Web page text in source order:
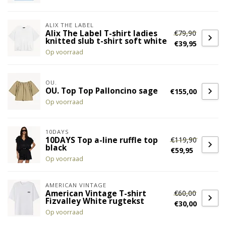
ALIX THE LABEL
Alix The Label T-shirt ladies
knitted slub t-shirt soft white
Op voorraad
€79,90
€39,95
OU.
OU. Top Top Palloncino sage
Op voorraad
€155,00
10DAYS
10DAYS Top a-line ruffle top
black
Op voorraad
€119,90
€59,95
AMERICAN VINTAGE
American Vintage T-shirt
Fizvalley White rugtekst
Op voorraad
€60,00
€30,00